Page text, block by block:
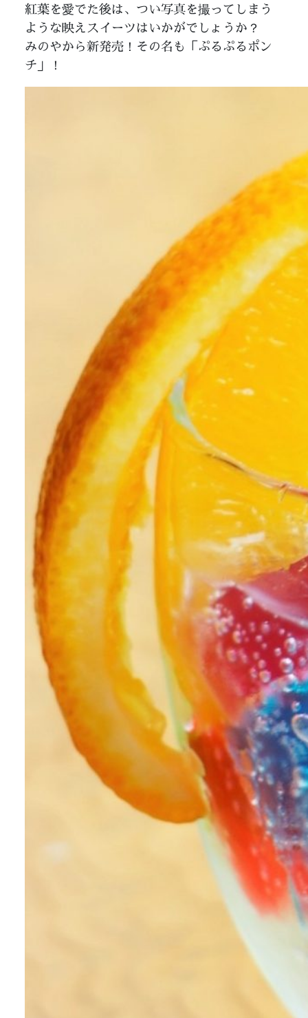
紅葉を愛でた後は、つい写真を撮ってしまう
ような映えスイーツはいかがでしょうか？
みのやから新発売！その名も「ぷるぷるポン
チ」！